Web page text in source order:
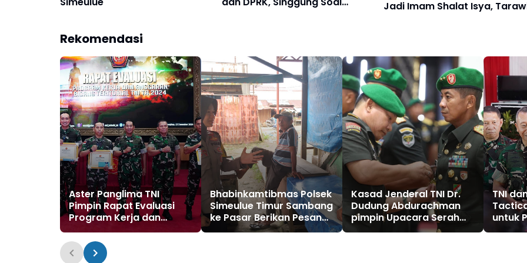
Jadi Imam Shalat Isya,
Rekomendasi
Aster Panglima TNI
Pimpin Rapat Evaluasi
Program Kerja dan
Anggaran Bidang
Teritorial TA 2024
Bhabinkamtibmas Polsek
Simeulue Timur Sambang
ke Pasar Berikan Pesan
Kamtibmas
Kasad Jenderal TNI Dr.
Dudung Abdurachman
pimpin Upacara Serah
Terima Jabatan
TNI
untuk